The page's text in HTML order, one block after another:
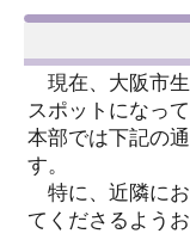
現在、大阪市生
スポットになっ
本部では下記の
す。
特に、近隣にお
てくださるよう